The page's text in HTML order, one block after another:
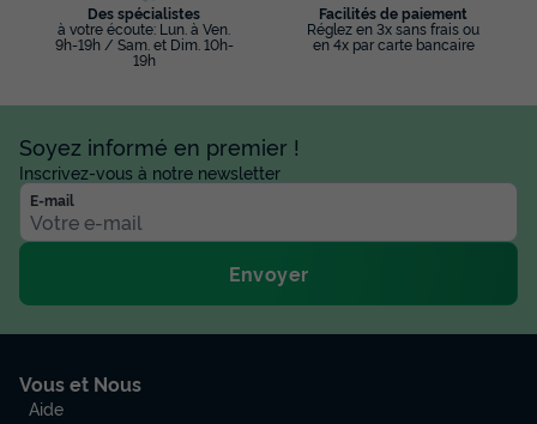
Des spécialistes
à votre écoute: Lun. à Ven.
9h-19h / Sam. et Dim. 10h-
19h
Facilités de paiement
Réglez en 3x sans frais ou
en 4x par carte bancaire
Soyez informé en premier !
Inscrivez-vous à notre newsletter
E-mail
Envoyer
Vous et Nous
Aide